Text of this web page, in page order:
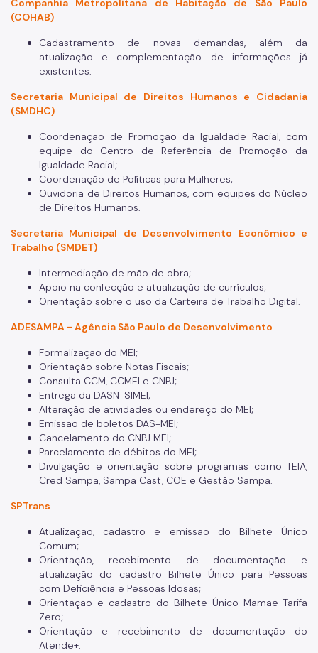
Companhia Metropolitana de Habitação de São Paulo
(COHAB)
Cadastramento de novas demandas, além da
atualização e complementação de informações já
existentes.
Secretaria Municipal de Direitos Humanos e Cidadania
(SMDHC)
Coordenação de Promoção da Igualdade Racial, com
equipe do Centro de Referência de Promoção da
Igualdade Racial;
Coordenação de Políticas para Mulheres;
Ouvidoria de Direitos Humanos, com equipes do Núcleo
de Direitos Humanos.
Secretaria Municipal de Desenvolvimento Econômico e
Trabalho (SMDET)
Intermediação de mão de obra;
Apoio na confecção e atualização de currículos;
Orientação sobre o uso da Carteira de Trabalho Digital.
ADESAMPA - Agência São Paulo de Desenvolvimento
Formalização do MEI;
Orientação sobre Notas Fiscais;
Consulta CCM, CCMEI e CNPJ;
Entrega da DASN-SIMEI;
Alteração de atividades ou endereço do MEI;
Emissão de boletos DAS-MEI;
Cancelamento do CNPJ MEI;
Parcelamento de débitos do MEI;
Divulgação e orientação sobre programas como TEIA,
Cred Sampa, Sampa Cast, COE e Gestão Sampa.
SPTrans
Atualização, cadastro e emissão do Bilhete Único
Comum;
Orientação, recebimento de documentação e
atualização do cadastro Bilhete Único para Pessoas
com Deficiência e Pessoas Idosas;
Orientação e cadastro do Bilhete Único Mamãe Tarifa
Zero;
Orientação e recebimento de documentação do
Atende+.